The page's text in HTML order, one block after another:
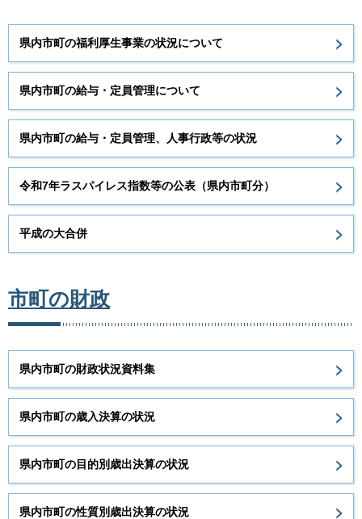
県内市町の福利厚生事業の状況について
県内市町の給与・定員管理について
県内市町の給与・定員管理、人事行政等の状況
令和7年ラスパイレス指数等の公表（県内市町分）
平成の大合併
市町の財政
県内市町の財政状況資料集
県内市町の歳入決算の状況
県内市町の目的別歳出決算の状況
県内市町の性質別歳出決算の状況